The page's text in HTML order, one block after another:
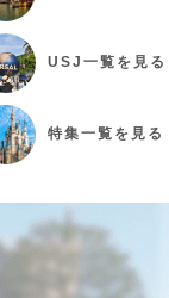
USJ 一覧を見る
特集一覧を見る